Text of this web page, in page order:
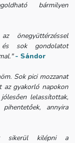
bármilyen
önegyüttérzéssel
és sok gondolatot
- Sándor
Sok pici mozzanat
az gyakorló napokon
lelassítottak,
annyira
sikerül kilépni a